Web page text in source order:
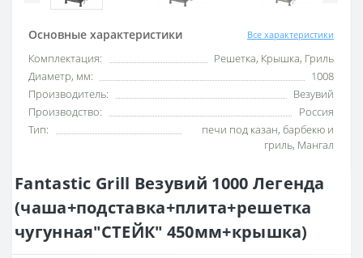
Основные характеристики Все характеристики
Комплектация:
Решетка, Крышка, Гриль
Диаметр, мм:
1008
Производитель:
Везувий
Производство:
Россия
Тип:
печи под казан, барбекю и
гриль, Мангал
Fantastic Grill Везувий 1000 Легенда
(чаша+подставка+плита+решетка
чугунная"СТЕЙК" 450мм+крышка)